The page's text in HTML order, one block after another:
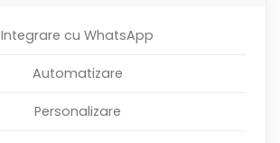
Integrare cu WhatsApp
Automatizare
Personalizare